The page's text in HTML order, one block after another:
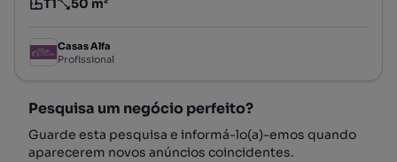
Tipologia
T1
Preço por metro quadrado
50 m²
Casas Alfa
Profissional
Pesquisa um negócio perfeito?
Guarde esta pesquisa e informá-lo(a)-emos quando
aparecerem novos anúncios coincidentes.